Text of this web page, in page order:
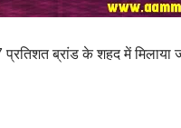
ब्रांड के शहद में मिलाया